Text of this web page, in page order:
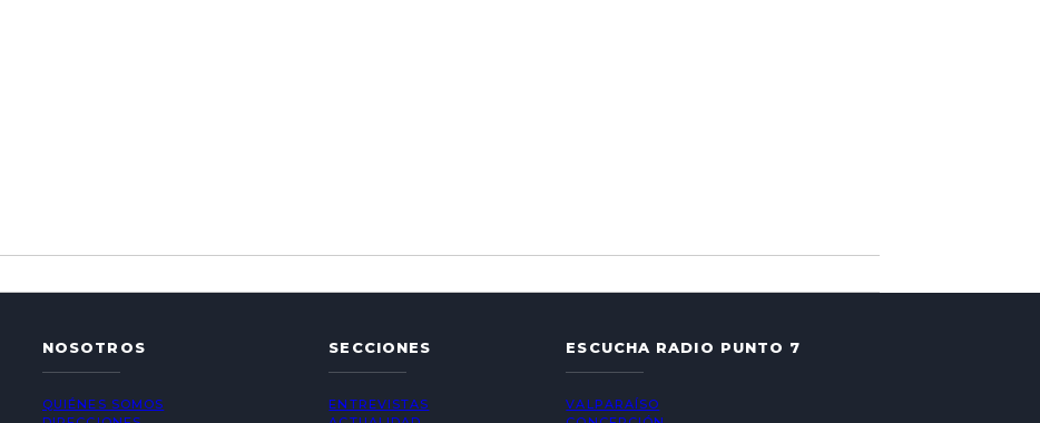
NOSOTROS
QUIÉNES SOMOS
SECCIONES
ENTREVISTAS
ESCUCHA RADIO PUNTO 7
VALPARAÍSO